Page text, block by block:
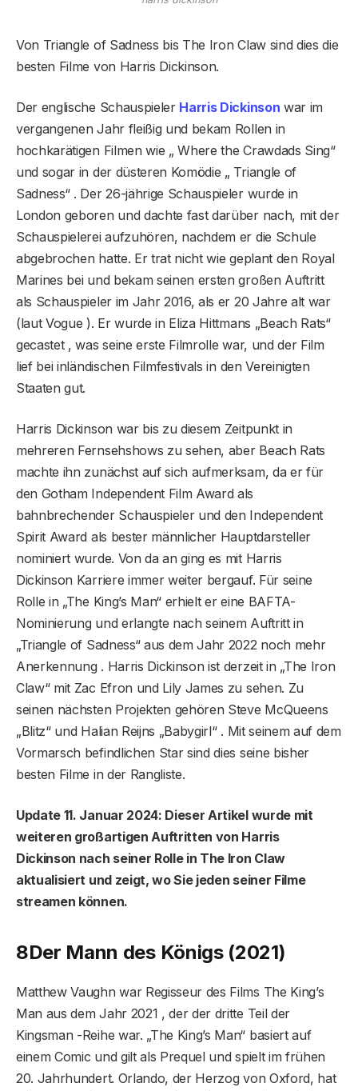
Von Triangle of Sadness bis The Iron Claw sind dies die
besten Filme von Harris Dickinson.
Der englische Schauspieler Harris Dickinson war im
vergangenen Jahr fleißig und bekam Rollen in
hochkarätigen Filmen wie „ Where the Crawdads Sing“
und sogar in der düsteren Komödie „ Triangle of
Sadness“ . Der 26-jährige Schauspieler wurde in
London geboren und dachte fast darüber nach, mit der
Schauspielerei aufzuhören, nachdem er die Schule
abgebrochen hatte. Er trat nicht wie geplant den Royal
Marines bei und bekam seinen ersten großen Auftritt
als Schauspieler im Jahr 2016, als er 20 Jahre alt war
(laut Vogue ). Er wurde in Eliza Hittmans „Beach Rats“
gecastet , was seine erste Filmrolle war, und der Film
lief bei inländischen Filmfestivals in den Vereinigten
Staaten gut.
Harris Dickinson war bis zu diesem Zeitpunkt in
mehreren Fernsehshows zu sehen, aber Beach Rats
machte ihn zunächst auf sich aufmerksam, da er für
den Gotham Independent Film Award als
bahnbrechender Schauspieler und den Independent
Spirit Award als bester männlicher Hauptdarsteller
nominiert wurde. Von da an ging es mit Harris
Dickinson Karriere immer weiter bergauf. Für seine
Rolle in „The King’s Man“ erhielt er eine BAFTA-
Nominierung und erlangte nach seinem Auftritt in
„Triangle of Sadness“ aus dem Jahr 2022 noch mehr
Anerkennung . Harris Dickinson ist derzeit in „The Iron
Claw“ mit Zac Efron und Lily James zu sehen. Zu
seinen nächsten Projekten gehören Steve McQueens
„Blitz“ und Halian Reijns „Babygirl“ . Mit seinem auf dem
Vormarsch befindlichen Star sind dies seine bisher
besten Filme in der Rangliste.
Update 11. Januar 2024: Dieser Artikel wurde mit
weiteren großartigen Auftritten von Harris
Dickinson nach seiner Rolle in The Iron Claw
aktualisiert und zeigt, wo Sie jeden seiner Filme
streamen können.
8Der Mann des Königs (2021)
Matthew Vaughn war Regisseur des Films The King’s
Man aus dem Jahr 2021 , der der dritte Teil der
Kingsman -Reihe war. „The King’s Man“ basiert auf
einem Comic und gilt als Prequel und spielt im frühen
20. Jahrhundert. Orlando, der Herzog von Oxford, hat